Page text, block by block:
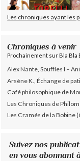
Les chroniques ayant les
Chroniques à venir
Prochainement sur Bla Bla
Alex Nante, Souffles I –
Arsène K., Échange de
Café philosophique de
Les Chroniques de
Les Cramés de la Bobine
Suivez nos
en vous abonnant